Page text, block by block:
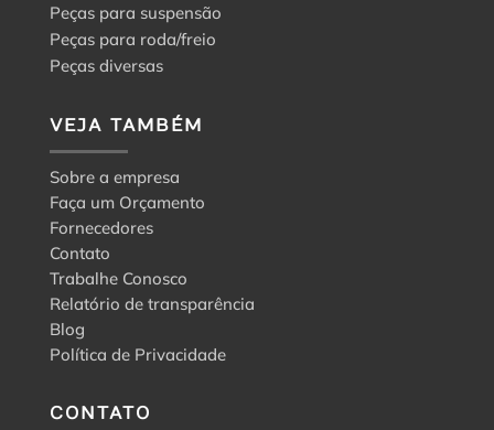
Peças para suspensão
Peças para roda/freio
Peças diversas
VEJA TAMBÉM
Sobre a empresa
Faça um Orçamento
Fornecedores
Contato
Trabalhe Conosco
Relatório de transparência
Blog
Política de Privacidade
CONTATO